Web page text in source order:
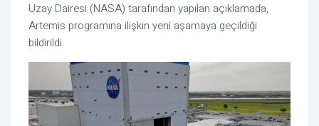
Uzay Dairesi (NASA) tarafından yapılan açıklamada,
Artemis programına ilişkin yeni aşamaya geçildiği
bildirildi.